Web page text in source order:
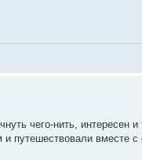
чего-нить, интересен
путешествовали вместе с